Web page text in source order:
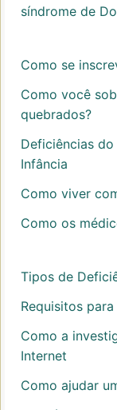
síndrome de
Como se
Como você
quebrados?
Deficiências
Infância
Como viver
Como os
Tipos de
Requisitos
Como a
Internet
Como ajudar